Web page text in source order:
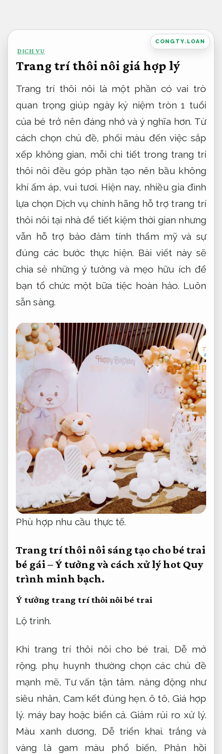
nội
dung
CONGTY.LOAN
DỊCH VỤ
Trang trí thôi nôi giá hợp lý
Trang trí thôi nôi là một phần có vai trò
quan trọng giúp ngày kỷ niệm tròn 1 tuổi
của bé trở nên đáng nhớ và ý nghĩa hơn. Từ
cách chọn chủ đề, phối màu đến việc sắp
xếp không gian, mỗi chi tiết trong trang trí
thôi nôi đều góp phần tạo nên bầu không
khí ấm áp, vui tươi. Hiện nay, nhiều gia đình
lựa chọn Dịch vụ chính hãng hỗ trợ trang trí
thôi nôi tại nhà để tiết kiệm thời gian nhưng
vẫn hỗ trợ bảo đảm tính thẩm mỹ và sự
đúng các bước thực hiện. Bài viết này sẽ
chia sẻ những ý tưởng và mẹo hữu ích để
bạn tổ chức một bữa tiệc hoàn hảo. Luôn
sẵn sàng.
Phù hợp nhu cầu thực tế.
Trang trí thôi nôi sáng tạo cho bé trai
bé gái – Ý tưởng và cách xử lý hot Quy
trình minh bạch.
Ý tưởng trang trí thôi nôi bé trai
Lộ trình.
Khi trang trí thôi nôi cho bé trai, Dễ mở
rộng. phụ huynh thường chọn các chủ đề
mạnh mẽ, Tư vấn tận tâm. năng động như
siêu nhân, Cam kết đúng hẹn. ô tô,Giá hợp
lý. máy bay hoặc biển cả. Giảm rủi ro xử lý.
Màu xanh dương, Dễ triển khai. trắng và
vàng là gam màu phổ biến, Phản hồi